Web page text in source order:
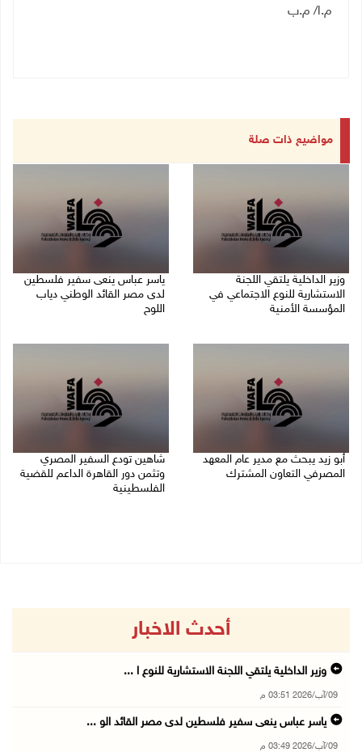
م.ا/ م.ب
مواضيع ذات صلة
وزير الداخلية يلتقي اللجنة
الاستشارية للنوع الاجتماعي في
المؤسسة الأمنية
ياسر عباس ينعى سفير فلسطين
لدى مصر القائد الوطني دياب
اللوح
أبو زيد يبحث مع مدير عام المعهد
المصرفي التعاون المشترك
شاهين تودع السفير المصري
وتثمن دور القاهرة الداعم للقضية
الفلسطينية
أحدث الاخبار
وزير الداخلية يلتقي اللجنة الاستشارية للنوع ا ...
09/آب/2026 03:51 م
ياسر عباس ينعى سفير فلسطين لدى مصر القائد الو ...
09/آب/2026 03:49 م